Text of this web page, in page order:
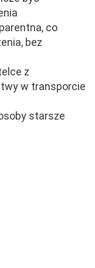
co
bez
z
w transporcie
starsze